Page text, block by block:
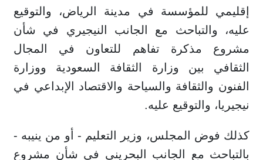
إقليمي للمؤسسة في مدينة الرياض، والتوقيع
عليه، والتباحث مع الجانب النيجيري في شأن
مشروع مذكرة تفاهم للتعاون في المجال
الثقافي بين وزارة الثقافة السعودية ووزارة
الفنون والثقافة والسياحة والاقتصاد الإبداعي في
نيجيريا، والتوقيع عليه.
كذلك فوض المجلس، وزير التعليم - أو من ينيبه -
بالتباحث مع الجانب البحريني في شأن مشروع